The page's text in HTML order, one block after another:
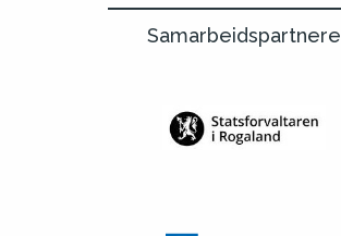
Samarbeidspartnere